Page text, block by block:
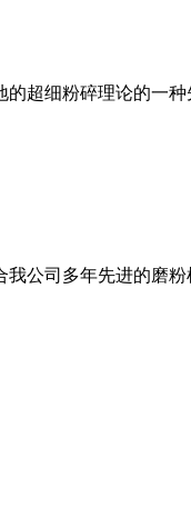
超细粉碎理论的一
公司多年先进的磨